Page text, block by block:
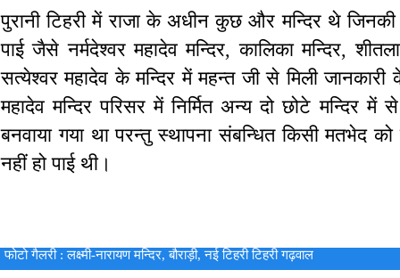
पुरानी टिहरी में राजा के अधीन कुछ और मन्दिर थे जिनकी
पाई जैसे नर्मदेश्वर महादेव मन्दिर, कालिका मन्दिर,
सत्येश्वर महादेव के मन्दिर में महन्त जी से मिली
महादेव मन्दिर परिसर में निर्मित अन्य दो छोटे मन्दिर
बनवाया गया था परन्तु स्थापना संबन्धित किसी मतभेद
नहीं हो पाई थी।
फोटो गैलरी :लक्ष्मी-नारायण मन्दिर, बौराड़ी, नई टिहरी टिहरी गढ़वाल